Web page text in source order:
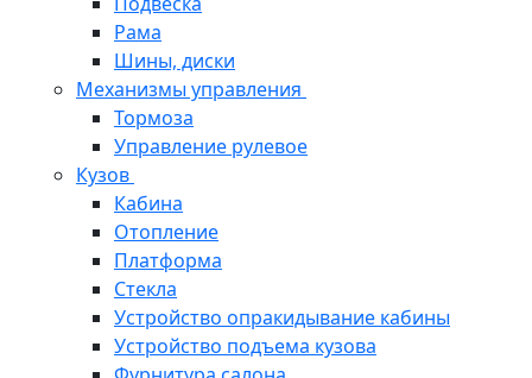
Рама
Шины, диски
Механизмы управления
Тормоза
Управление рулевое
Кузов
Кабина
Отопление
Платформа
Стекла
Устройство опракидывание кабины
Устройство подъема кузова